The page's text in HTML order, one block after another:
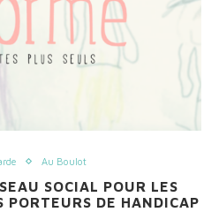
Au Boulot
SOCIAL POUR LES
PORTEURS DE HANDICAP